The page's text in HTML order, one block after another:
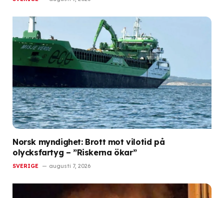
Norsk myndighet: Brott mot vilotid på
olycksfartyg – ”Riskerna ökar”
SVERIGE augusti 7, 2026